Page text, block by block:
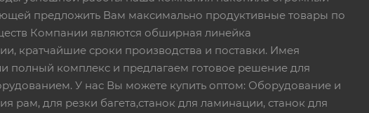
предложить Вам максимально продуктивные товары по
Компании являются обширная линейка
кратчайшие сроки производства и поставки. Имея
полный комплекс и предлагаем готовое решение для
У нас Вы можете купить оптом: Оборудование и
рам, для резки багета,станок для ламинации, станок для